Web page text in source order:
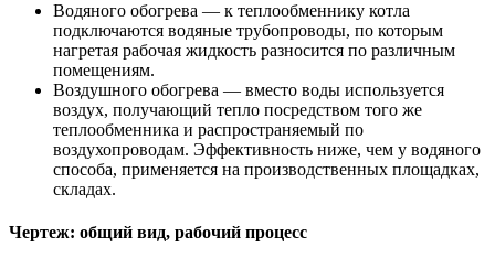
Водяного обогрева — к теплообменнику котла
подключаются водяные трубопроводы, по которым
нагретая рабочая жидкость разносится по различным
помещениям.
Воздушного обогрева — вместо воды используется
воздух, получающий тепло посредством того же
теплообменника и распространяемый по
воздухопроводам. Эффективность ниже, чем у водяного
способа, применяется на производственных площадках,
складах.
Чертеж: общий вид, рабочий процесс